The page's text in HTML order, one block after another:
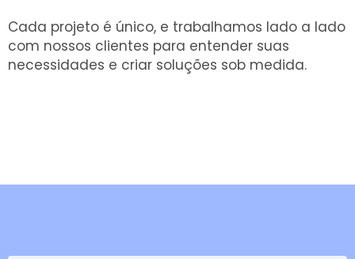
Cada projeto é único, e trabalhamos lado a lado
com nossos clientes para entender suas
necessidades e criar soluções sob medida.